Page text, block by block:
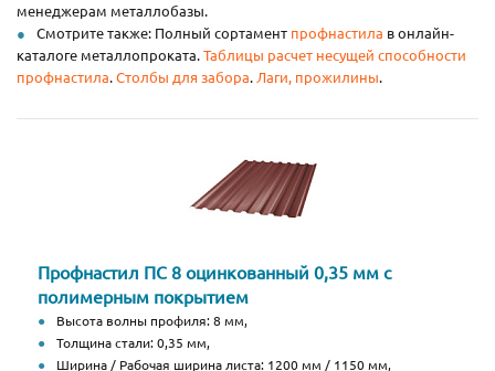
менеджерам металлобазы.
Смотрите также: Полный сортамент профнастила в онлайн-
каталоге металлопроката.Таблицы расчет несущей способности
профнастила.Столбы для забора. Лаги, прожилины.
Профнастил ПС 8 оцинкованный 0,35 мм с
полимерным покрытием
Высота волны профиля: 8 мм,
Толщина стали: 0,35 мм,
Ширина / Рабочая ширина листа: 1200 мм / 1150 мм,